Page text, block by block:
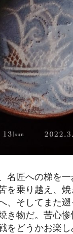
名匠への梯を
乗り越え、焼
、そしてまた
き物だ。苦心
をどうかお楽